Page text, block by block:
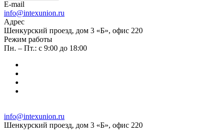
E-mail
info@intexunion.ru
Адрес
Шенкурский проезд, дом 3 «Б», офис 220
Режим работы
Пн. – Пт.: с 9:00 до 18:00
info@intexunion.ru
Шенкурский проезд, дом 3 «Б», офис 220